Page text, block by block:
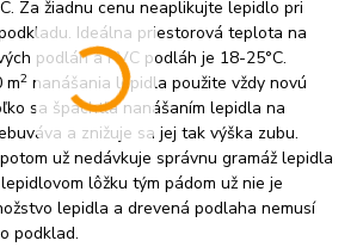
Za žiadnu cenu neaplikujte lepidlo pri
Ideálna priestorová teplota na
podláh a PVC podláh je 18-25°C.
m2 nanášania lepidla použite vždy novú
sa špachtľa nanášaním lepidla na
a znižuje sa jej tak výška zubu.
už nedávkuje správnu gramáž lepidla
lôžku tým pádom už nie je
lepidla a drevená podlaha nemusí
podklad.